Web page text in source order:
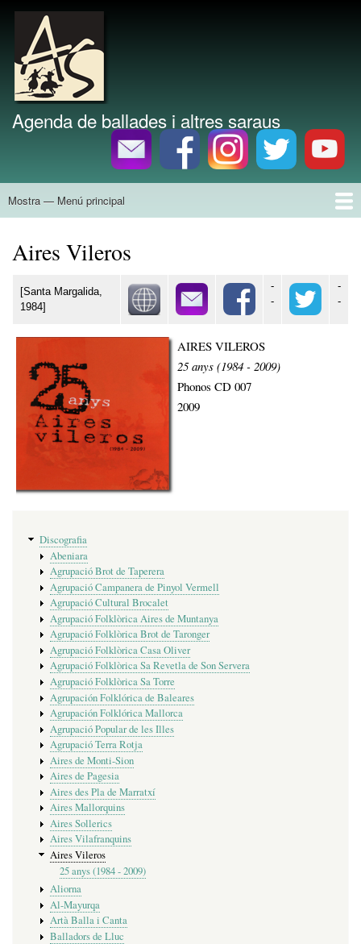
Marca del lloc
Agenda de ballades i altres saraus
Menú
Mostra — Menú principal
Aires Vileros
[Santa Margalida,
1984]
-
-
-
-
AIRES VILEROS
25 anys (1984 - 2009)
Phonos CD 007
2009
de
discografia
Discografia
Abeniara
Agrupació Brot de Taperera
Agrupació Campanera de Pinyol Vermell
Agrupació Cultural Brocalet
Agrupació Folklòrica Aires de Muntanya
Agrupació Folklòrica Brot de Taronger
Agrupació Folklòrica Casa Oliver
Agrupació Folklòrica Sa Revetla de Son Servera
Agrupació Folklòrica Sa Torre
Agrupación Folklórica de Baleares
Agrupación Folklórica Mallorca
Agrupació Popular de les Illes
Agrupació Terra Rotja
Aires de Monti-Sion
Aires de Pagesia
Aires des Pla de Marratxí
Aires Mallorquins
Aires Sollerics
Aires Vilafranquins
Aires Vileros
25 anys (1984 - 2009)
Aliorna
Al-Mayurqa
Artà Balla i Canta
Balladors de Lluc